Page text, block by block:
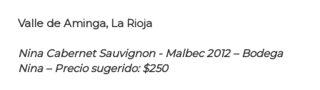
Valle de Aminga, La Rioja
Nina Cabernet Sauvignon - Malbec 2012 – Bodega
Nina – Precio sugerido: $250